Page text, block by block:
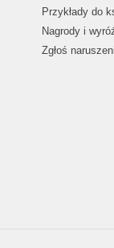
Przykłady do
Nagrody i
Zgłoś